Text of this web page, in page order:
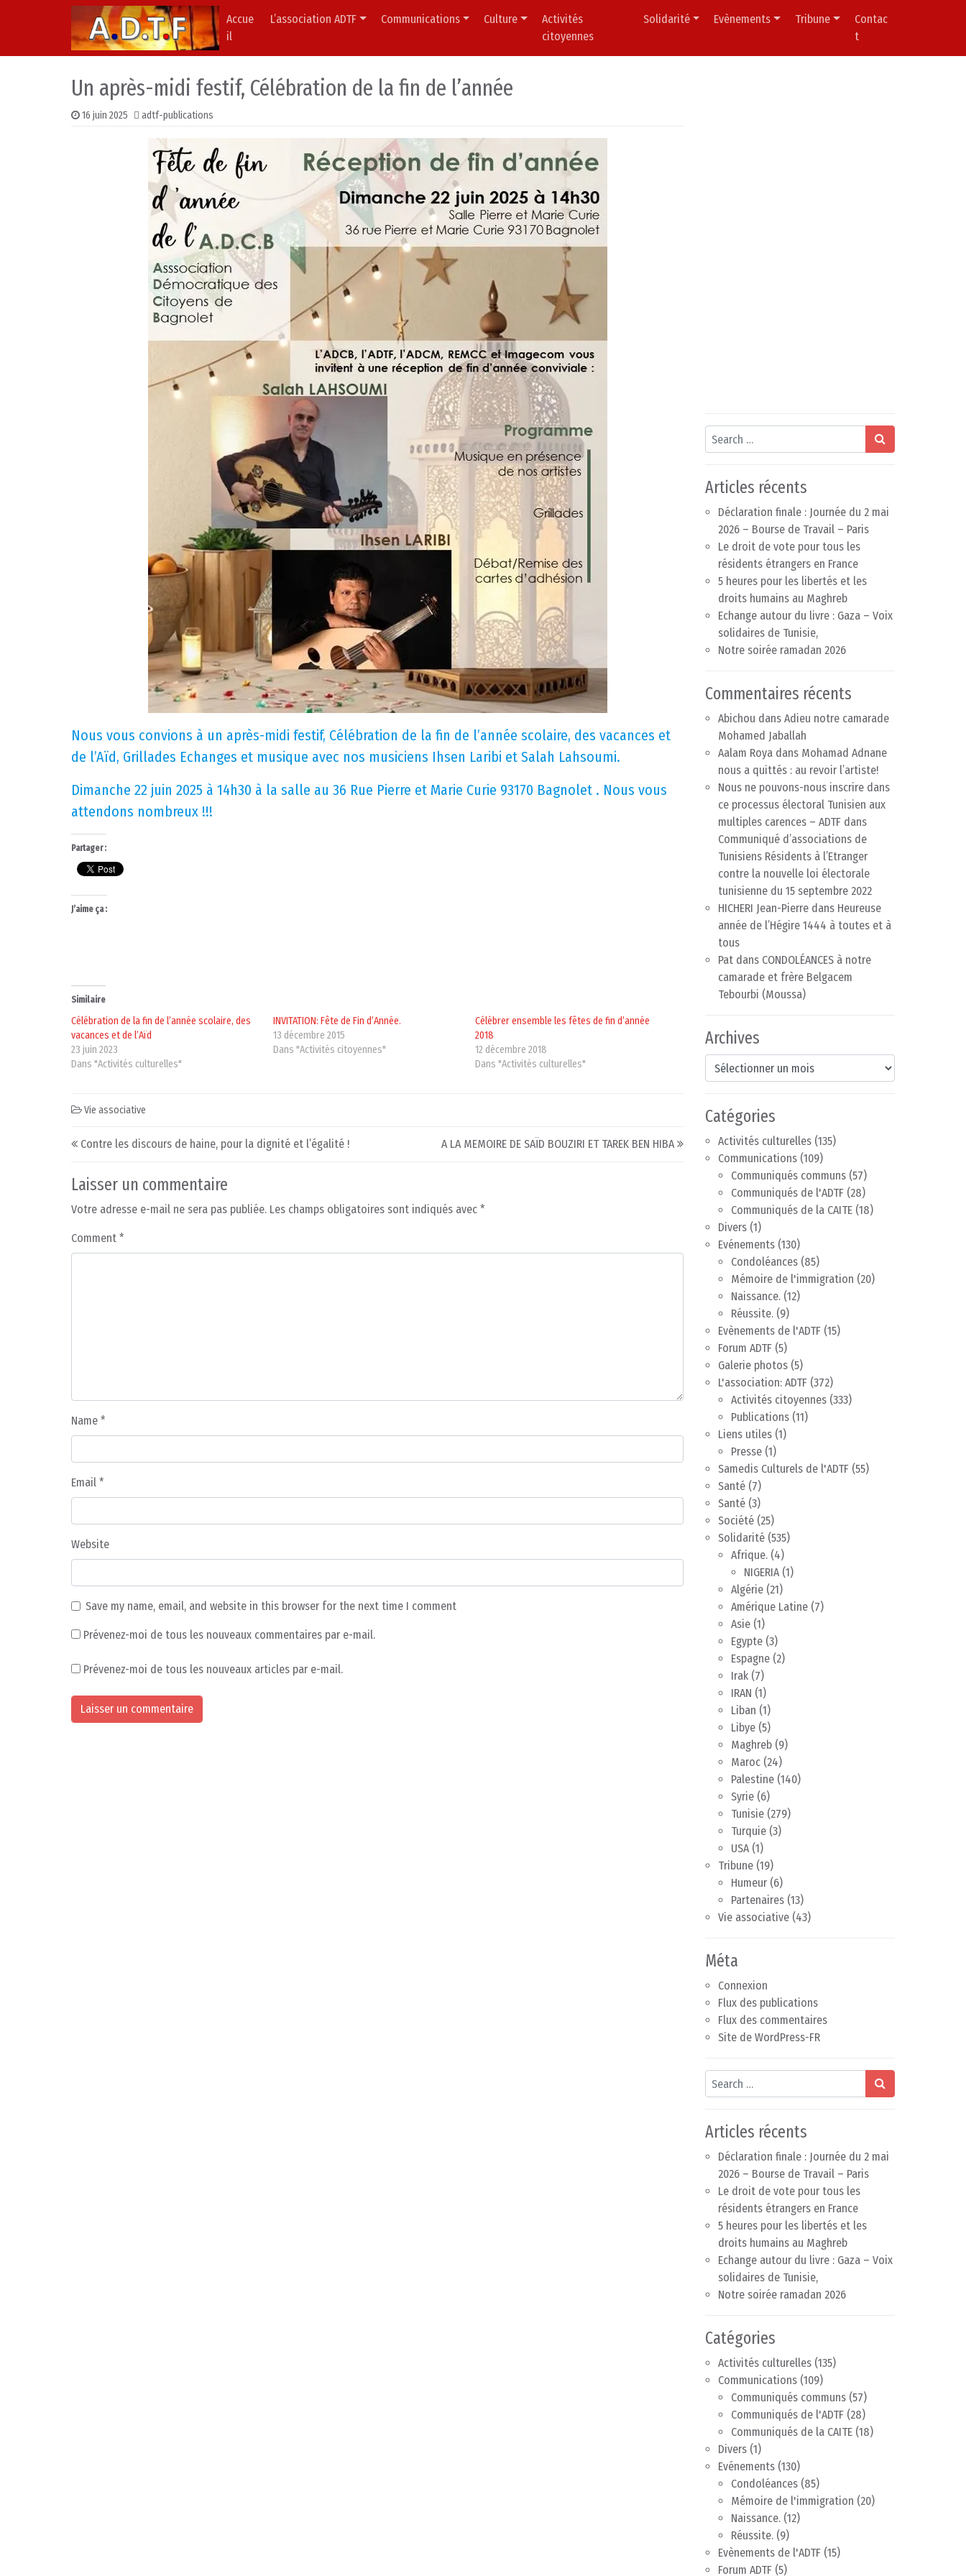
Skip to content
Main Navigation
Accue
il
L’association ADTF Communications Culture
Activités
citoyennes
Solidarité Evènements Tribune
Contac
t
Un après-midi festif, Célébration de la fin de l’année
16 juin 2025 adtf-publications
Nous vous convions à un après-midi festif, Célébration de la fin de l’année scolaire, des vacances et
de l’Aïd, Grillades Echanges et musique avec nos musiciens Ihsen Laribi et Salah Lahsoumi.
Dimanche 22 juin 2025 à 14h30 à la salle au 36 Rue Pierre et Marie Curie 93170 Bagnolet . Nous vous
attendons nombreux !!!
Partager :
J’aime ça :
Similaire
Célébration de la fin de l’année scolaire, des
vacances et de l’Aïd
23 juin 2023
Dans "Activités culturelles"
INVITATION: Fête de Fin d’Année.
13 décembre 2015
Dans "Activités citoyennes"
Célébrer ensemble les fêtes de fin d’année
2018
12 décembre 2018
Dans "Activités culturelles"
Vie associative
Post navigation
Contre les discours de haine, pour la dignité et l’égalité ! A LA MEMOIRE DE SAÏD BOUZIRI ET TAREK BEN HIBA
Laisser un commentaire
Votre adresse e-mail ne sera pas publiée. Les champs obligatoires sont indiqués avec *
Comment *
Name *
Email *
Website
Save my name, email, and website in this browser for the next time I comment
Prévenez-moi de tous les nouveaux commentaires par e-mail.
Prévenez-moi de tous les nouveaux articles par e-mail.
Search
Articles récents
Déclaration finale : Journée du 2 mai
2026 – Bourse de Travail – Paris
Le droit de vote pour tous les
résidents étrangers en France
5 heures pour les libertés et les
droits humains au Maghreb
Echange autour du livre : Gaza – Voix
solidaires de Tunisie,
Notre soirée ramadan 2026
Commentaires récents
Abichou dans Adieu notre camarade
Mohamed Jaballah
Aalam Roya dans Mohamad Adnane
nous a quittés : au revoir l’artiste!
Nous ne pouvons-nous inscrire dans
ce processus électoral Tunisien aux
multiples carences – ADTF dans
Communiqué d’associations de
Tunisiens Résidents à l’Etranger
contre la nouvelle loi électorale
tunisienne du 15 septembre 2022
HICHERI Jean-Pierre dans Heureuse
année de l’Hégire 1444 à toutes et à
tous
Pat dans CONDOLÉANCES à notre
camarade et frère Belgacem
Tebourbi (Moussa)
Archives
Archives
Catégories
Activités culturelles (135)
Communications (109)
Communiqués communs (57)
Communiqués de l'ADTF (28)
Communiqués de la CAITE (18)
Divers (1)
Evénements (130)
Condoléances (85)
Mémoire de l'immigration (20)
Naissance. (12)
Réussite. (9)
Evènements de l'ADTF (15)
Forum ADTF (5)
Galerie photos (5)
L'association: ADTF (372)
Activités citoyennes (333)
Publications (11)
Liens utiles (1)
Presse (1)
Samedis Culturels de l'ADTF (55)
Santé (7)
Santé (3)
Société (25)
Solidarité (535)
Afrique. (4)
NIGERIA(1)
Algérie (21)
Amérique Latine (7)
Asie (1)
Egypte (3)
Espagne (2)
Irak (7)
IRAN (1)
Liban (1)
Libye (5)
Maghreb (9)
Maroc (24)
Palestine (140)
Syrie (6)
Tunisie (279)
Turquie (3)
USA(1)
Tribune (19)
Humeur (6)
Partenaires (13)
Vie associative (43)
Méta
Connexion
Flux des publications
Flux des commentaires
Site de WordPress-FR
Search
Articles récents
Déclaration finale : Journée du 2 mai
2026 – Bourse de Travail – Paris
Le droit de vote pour tous les
résidents étrangers en France
5 heures pour les libertés et les
droits humains au Maghreb
Echange autour du livre : Gaza – Voix
solidaires de Tunisie,
Notre soirée ramadan 2026
Catégories
Activités culturelles (135)
Communications (109)
Communiqués communs (57)
Communiqués de l'ADTF (28)
Communiqués de la CAITE (18)
Divers (1)
Evénements (130)
Condoléances (85)
Mémoire de l'immigration (20)
Naissance. (12)
Réussite. (9)
Evènements de l'ADTF (15)
Forum ADTF (5)